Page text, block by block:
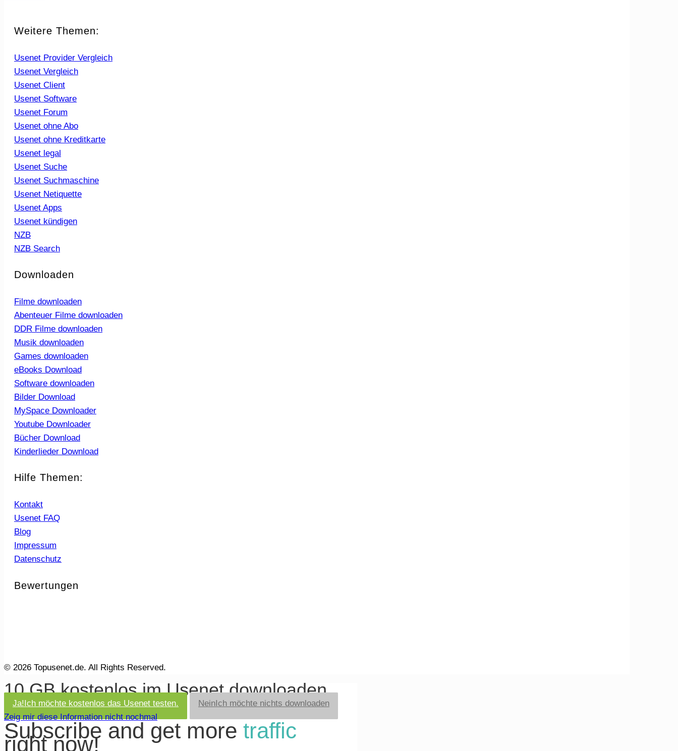
Weitere Themen:
Usenet Provider Vergleich
Usenet Vergleich
Usenet Client
Usenet Software
Usenet Forum
Usenet ohne Abo
Usenet ohne Kreditkarte
Usenet legal
Usenet Suche
Usenet Suchmaschine
Usenet Netiquette
Usenet Apps
Usenet kündigen
NZB
NZB Search
Downloaden
Filme downloaden
Abenteuer Filme downloaden
DDR Filme downloaden
Musik downloaden
Games downloaden
eBooks Download
Software downloaden
Bilder Download
MySpace Downloader
Youtube Downloader
Bücher Download
Kinderlieder Download
Hilfe Themen:
Kontakt
Usenet FAQ
Blog
Impressum
Datenschutz
Bewertungen
© 2026 Topusenet.de. All Rights Reserved.
10 GB kostenlos im Usenet downloaden
Ja!Ich möchte kostenlos das Usenet testen. NeinIch möchte nichts downloaden
Zeig mir diese Information nicht nochmal
Subscribe and get more traffic
right now!